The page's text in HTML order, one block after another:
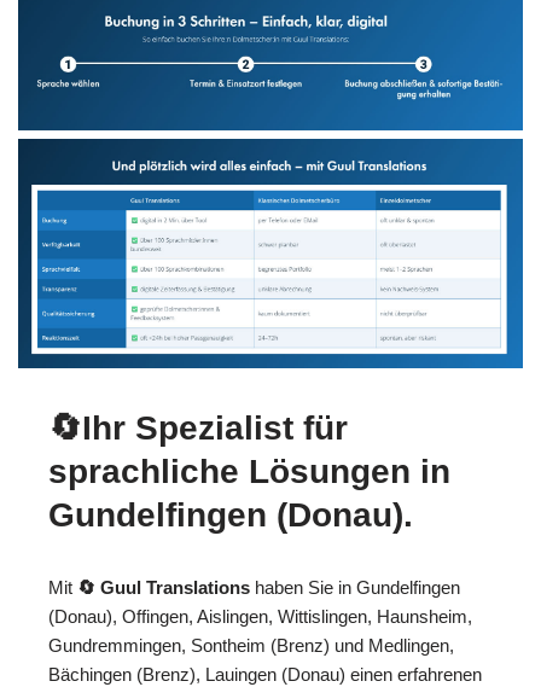
🔄Ihr Spezialist für
sprachliche Lösungen in
Gundelfingen (Donau).
Mit 🔄 Guul Translations haben Sie in Gundelfingen
(Donau), Offingen, Aislingen, Wittislingen, Haunsheim,
Gundremmingen, Sontheim (Brenz) und Medlingen,
Bächingen (Brenz), Lauingen (Donau) einen erfahrenen